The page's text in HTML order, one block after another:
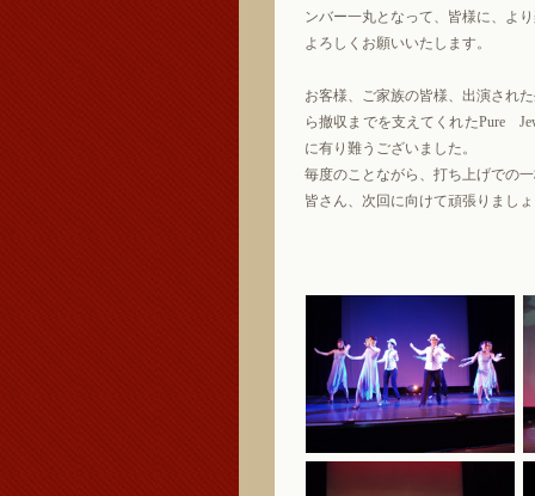
ンバー一丸となって、皆様に、よ
よろしくお願いいたします。
お客様、ご家族の皆様、出演され
ら撤収までを支えてくれたPure
に有り難うございました。
毎度のことながら、打ち上げでの
皆さん、次回に向けて頑張りまし